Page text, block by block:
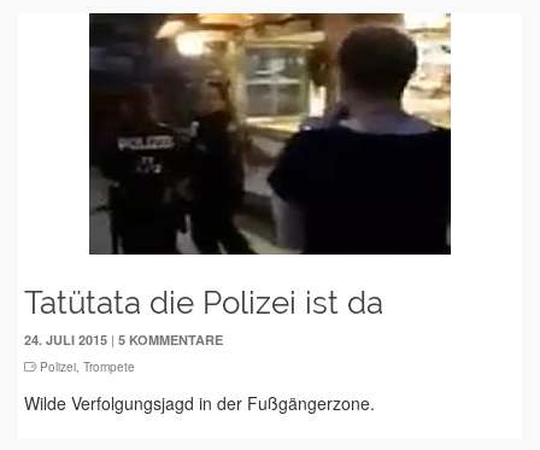
Tatütata die Polizei ist da
24. JULI 2015 | 5 KOMMENTARE
Polizei, Trompete
Wilde Verfolgungsjagd in der Fußgängerzone.